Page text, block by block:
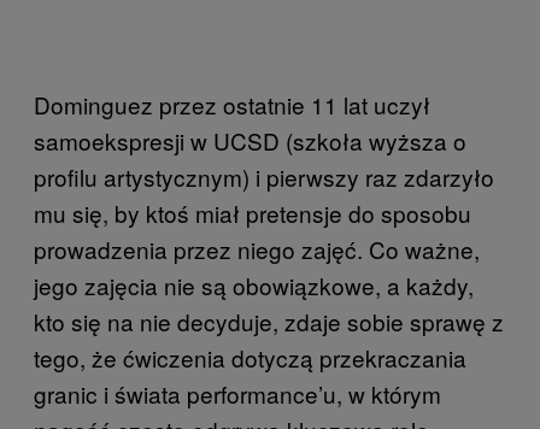
Dominguez przez ostatnie 11 lat uczył
samoekspresji w UCSD (szkoła wyższa o
profilu artystycznym) i pierwszy raz zdarzyło
mu się, by ktoś miał pretensje do sposobu
prowadzenia przez niego zajęć. Co ważne,
jego zajęcia nie są obowiązkowe, a każdy,
kto się na nie decyduje, zdaje sobie sprawę z
tego, że ćwiczenia dotyczą przekraczania
granic i świata performance’u, w którym